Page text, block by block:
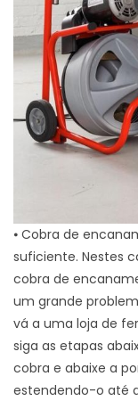
⦁ Cobra de
suficiente. Nestes
cobra de
um grande
vá a uma loja de
siga as etapas
cobra e abaixe a
estendendo-o até